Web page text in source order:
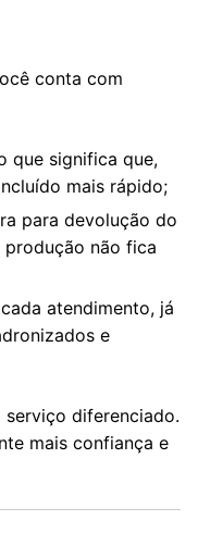
conta com
que significa que,
mais rápido;
para devolução do
não fica
atendimento, já
e
serviço diferenciado.
mais confiança e